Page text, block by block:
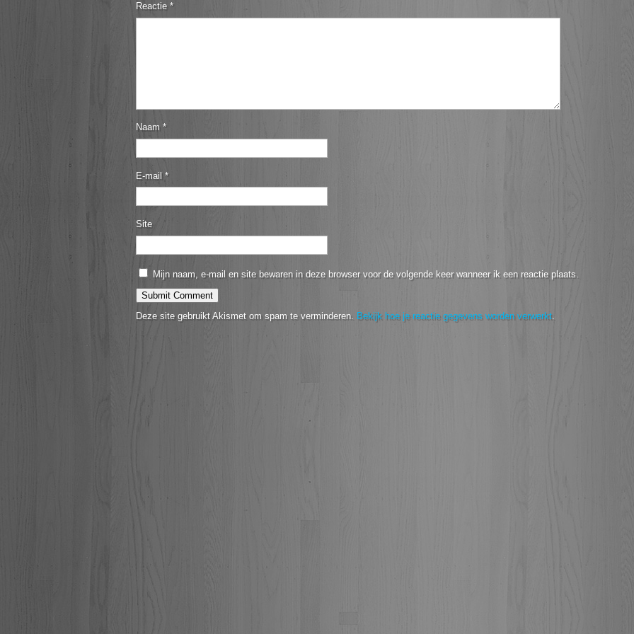
Reactie *
Naam *
E-mail *
Site
Mijn naam, e-mail en site bewaren in deze browser voor de volgende keer wanneer ik een reactie plaats.
Deze site gebruikt Akismet om spam te verminderen. Bekijk hoe je reactie gegevens worden verwerkt.